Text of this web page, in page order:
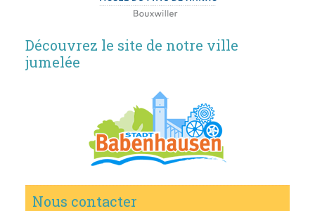
Découvrez le site de notre ville
jumelée
Nous contacter